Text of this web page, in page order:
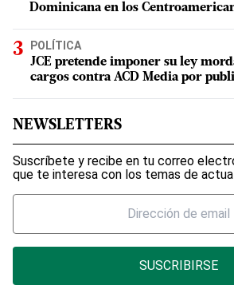
Dominicana en los
POLÍTICA
JCE pretende imponer su ley
cargos contra ACD Media por
NEWSLETTERS
Suscríbete y recibe en tu correo
que te interesa con los temas de
SUSCRIBIRSE